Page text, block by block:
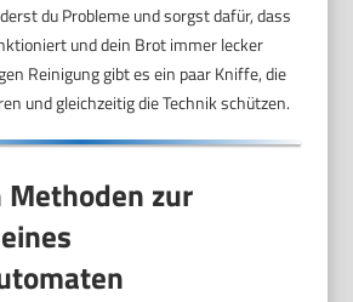
du Probleme und sorgst dafür, dass
und dein Brot immer lecker
Reinigung gibt es ein paar Kniffe, die
und gleichzeitig die Technik schützen.
Methoden zur